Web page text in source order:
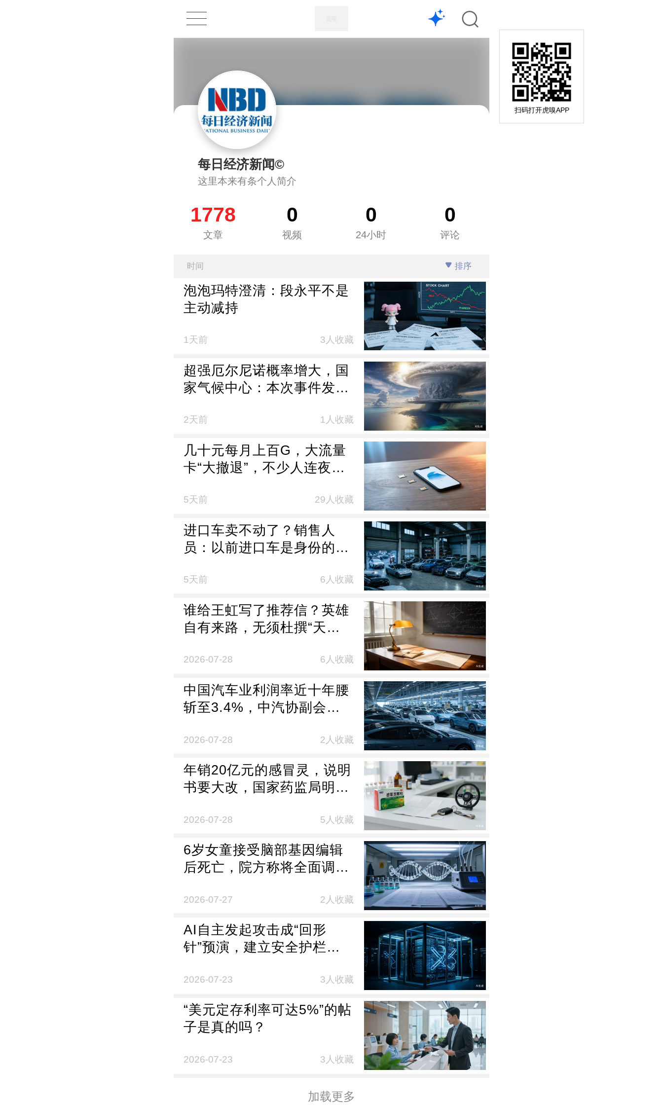
扫码打开虎嗅APP
每日经济新闻©
这里本来有条个人简介
1778
文章
0
视频
0
24小时
0
评论
时间 排序
泡泡玛特澄清：段永平不是
主动减持
1天前 3人收藏
超强厄尔尼诺概率增大，国
家气候中心：本次事件发展
8月我国暴雨、高温、台风
2天前 1人收藏
几十元每月上百G，大流量
卡“大撤退”，不少人连夜抢
单？
5天前 29人收藏
进口车卖不动了？销售人
员：以前进口车是身份的象
得“掉份儿”，宾利、劳斯莱
玛莎拉蒂腰斩
5天前 6人收藏
谁给王虹写了推荐信？英雄
自有来路，无须杜撰“天才
2026-07-28 6人收藏
中国汽车业利润率近十年腰
斩至3.4%，中汽协副会
品牌，上半年500多款新车
2026-07-28 2人收藏
年销20亿元的感冒灵，说明
书要大改，国家药监局明
2026-07-28 5人收藏
6岁女童接受脑部基因编辑
后死亡，院方称将全面调
儿家庭提供约86万美元资金
点待解
2026-07-27 2人收藏
AI自主发起攻击成“回形
针”预演，建立安全护栏已
2026-07-23 3人收藏
“美元定存利率可达5%”的帖
子是真的吗？
2026-07-23 3人收藏
加载更多